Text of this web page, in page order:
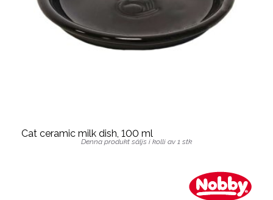
Cat ceramic milk dish, 100 ml
Denna produkt säljs i kolli av 1 stk